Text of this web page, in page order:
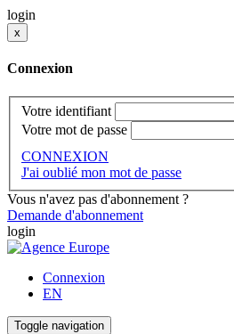
login
x
Connexion
Votre identifiant
Votre mot de passe
CONNEXION
J'ai oublié mon mot de passe
Vous n'avez pas d'abonnement ?
Demande d'abonnement
login
Connexion
EN
Toggle navigation